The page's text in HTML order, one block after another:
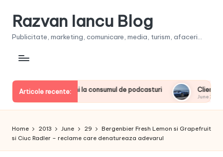
Razvan Iancu Blog
Publicitate, marketing, comunicare, media, turism, afaceri...
Articole recente:
europeni la consumul de podcasturi Clienţii își vor putea
June 20, 2026
Home 2013 June 29
Bergenbier Fresh Lemon si Grapefruit
si Ciuc Radler – reclame care denatureaza adevarul